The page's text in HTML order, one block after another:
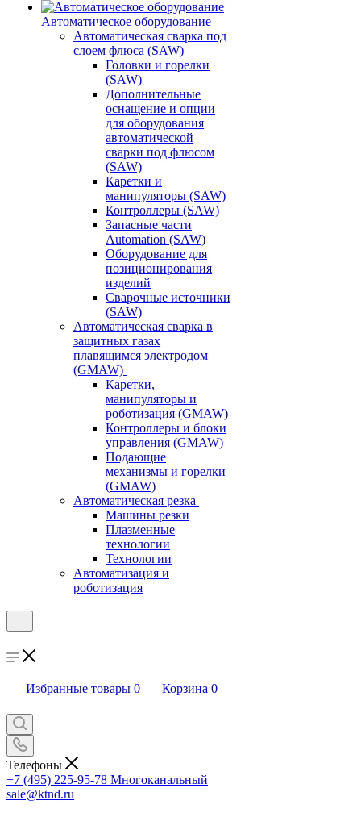
Автоматическое оборудование
Автоматическая сварка под
слоем флюса (SAW)
Головки и горелки
(SAW)
Дополнительные
оснащение и опции
для оборудования
автоматической
сварки под флюсом
(SAW)
Каретки и
манипуляторы (SAW)
Контроллеры (SAW)
Запасные части
Automation (SAW)
Оборудование для
позиционирования
изделий
Сварочные источники
(SAW)
Автоматическая сварка в
защитных газах
плавящимся электродом
(GMAW)
Каретки,
манипуляторы и
роботизация (GMAW)
Контроллеры и блоки
управления (GMAW)
Подающие
механизмы и горелки
(GMAW)
Автоматическая резка
Машины резки
Плазменные
технологии
Технологии
Автоматизация и
роботизация
Избранные товары 0 Корзина 0
Телефоны
+7 (495) 225-95-78 Многоканальный
sale@ktnd.ru